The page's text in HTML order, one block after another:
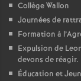
Collège Wallon
Journées de
Formation à
Expulsion de
devons de réagir.
Éducation et